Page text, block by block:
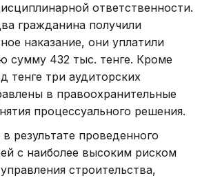
ответственности.
гражданина получили
наказание, они уплатили
сумму 432 тыс. тенге. Кроме
тенге три аудиторских
в правоохранительные
процессуального решения.
результате проведенного
с наиболее высоким риском
строительства,